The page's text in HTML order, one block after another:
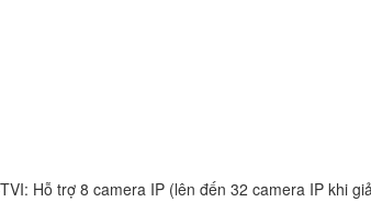
Hỗ trợ 8 camera IP (lên đến 32 camera IP khi